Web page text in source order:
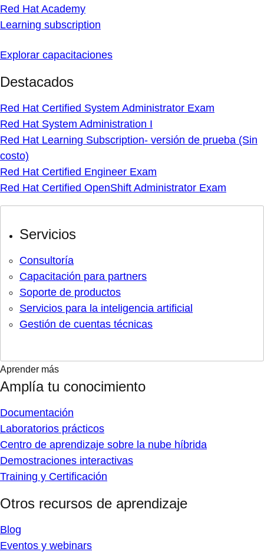
Red Hat Academy
Learning subscription
Explorar capacitaciones
Destacados
Red Hat Certified System Administrator Exam
Red Hat System Administration I
Red Hat Learning Subscription- versión de prueba (Sin
costo)
Red Hat Certified Engineer Exam
Red Hat Certified OpenShift Administrator Exam
Servicios
Consultoría
Capacitación para partners
Soporte de productos
Servicios para la inteligencia artificial
Gestión de cuentas técnicas
Aprender más
Amplía tu conocimiento
Documentación
Laboratorios prácticos
Centro de aprendizaje sobre la nube híbrida
Demostraciones interactivas
Training y Certificación
Otros recursos de aprendizaje
Blog
Eventos y webinars